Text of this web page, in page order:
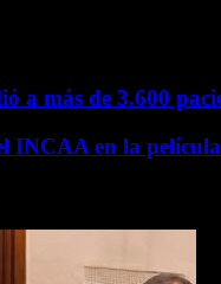
a más de 3.600
INCAA en la